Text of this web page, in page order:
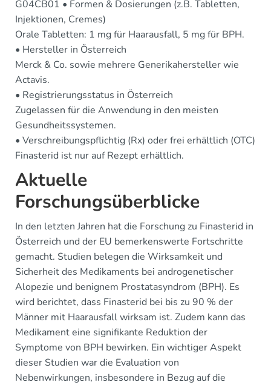
G04CB01 • Formen & Dosierungen (z.B. Tabletten,
Injektionen, Cremes)
Orale Tabletten: 1 mg für Haarausfall, 5 mg für BPH.
• Hersteller in Österreich
Merck & Co. sowie mehrere Generikahersteller wie
Actavis.
• Registrierungsstatus in Österreich
Zugelassen für die Anwendung in den meisten
Gesundheitssystemen.
• Verschreibungspflichtig (Rx) oder frei erhältlich (OTC)
Finasterid ist nur auf Rezept erhältlich.
Aktuelle
Forschungsüberblicke
In den letzten Jahren hat die Forschung zu Finasterid in
Österreich und der EU bemerkenswerte Fortschritte
gemacht. Studien belegen die Wirksamkeit und
Sicherheit des Medikaments bei androgenetischer
Alopezie und benignem Prostatasyndrom (BPH). Es
wird berichtet, dass Finasterid bei bis zu 90 % der
Männer mit Haarausfall wirksam ist. Zudem kann das
Medikament eine signifikante Reduktion der
Symptome von BPH bewirken. Ein wichtiger Aspekt
dieser Studien war die Evaluation von
Nebenwirkungen, insbesondere in Bezug auf die